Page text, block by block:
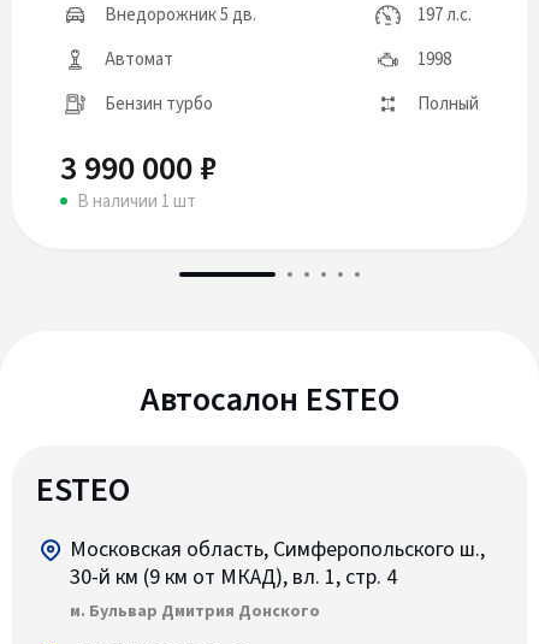
Внедорожник 5 дв.
197 л.с.
Автомат
1998
Бензин турбо
Полный
3 990 000 ₽
В наличии 1 шт
Автосалон ESTEO
ESTEO
Московская область, Симферопольского ш.,
30-й км (9 км от МКАД), вл. 1, стр. 4
м. Бульвар Дмитрия Донского